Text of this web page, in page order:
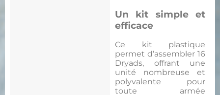
Un kit simple et
efficace
Ce kit plastique
permet d’assembler 16
Dryads, offrant une
unité nombreuse et
polyvalente pour
toute armée